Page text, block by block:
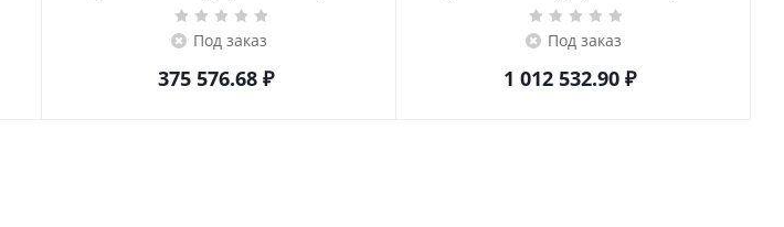
Под заказ
375 576.68₽
Под заказ
1 012 532.90 ₽